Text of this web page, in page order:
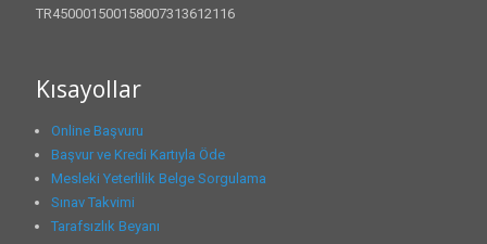
TR450001500158007313612116
Kısayollar
Online Başvuru
Başvur ve Kredi Kartıyla Öde
Mesleki Yeterlilik Belge Sorgulama
Sınav Takvimi
Tarafsızlık Beyanı